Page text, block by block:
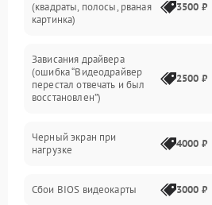
Интерфейсные и
Электропитание
ПО
(квадраты, полосы, рваная
картинка)
3500 ₽
Зависания драйвера
(ошибка “Видеодрайвер
перестал отвечать и был
восстановлен”)
2500 ₽
Черный экран при
нагрузке
4000 ₽
Сбои BIOS видеокарты 3000 ₽